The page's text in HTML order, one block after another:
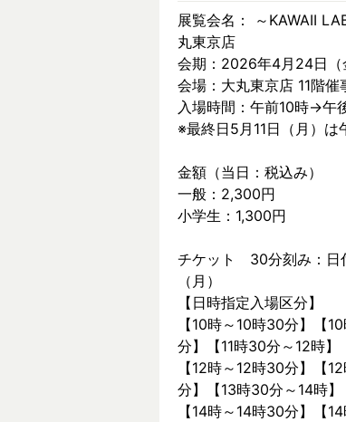
展覧会名： ～KAWAII
丸東京店
会期：2026年4月24日（
会場：大丸東京店 11階催
入場時間：午前10時→午
※最終日5月11日（月）は
金額（当日：税込み）
一般：2,300円
小学生：1,300円
チケット　30分刻み：日
（月）
【日時指定入場区分】
【10時～10時30分】【
分】【11時30分～12時】
【12時～12時30分】【
分】【13時30分～14時】
【14時～14時30分】【